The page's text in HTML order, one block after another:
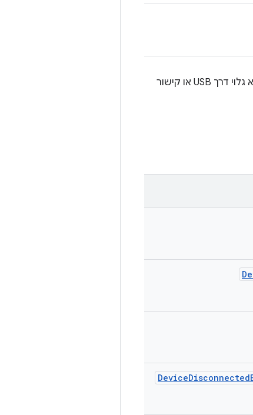
החריג הזה מופעל כשאי אפשר יותר להגיע למכשיר דרך סוג התעבורה שלו, למשל אם המכשיר כבר לא גלוי דרך USB או קישור
DeviceDisconnected